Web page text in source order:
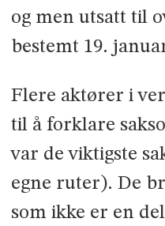
og men utsatt til
bestemt 19.
Flere aktører i
til å forklare
var de viktigste
egne ruter). De
som ikke er en